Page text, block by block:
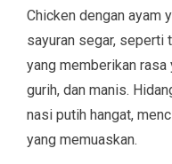
Chicken dengan ayam
sayuran segar, seperti
yang memberikan
gurih, dan manis.
nasi putih hangat,
yang memuaskan.